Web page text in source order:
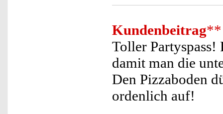
Kundenbeitrag**
Toller Partyspass!
damit man die
Den Pizzaboden
ordenlich auf!